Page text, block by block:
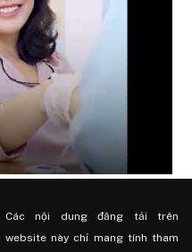
Các nội dung đăng tải trên
website này chỉ mang tính tham